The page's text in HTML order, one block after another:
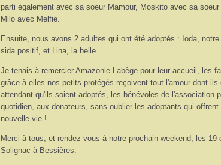
parti également avec sa soeur Mamour, Moskito avec sa
Milo avec Melfie.
Ensuite, nous avons 2 adultes qui ont été adoptés : Ioda,
sida positif, et Lina, la belle.
Je tenais à remercier Amazonie Labège pour leur accueil, les
grâce à elles nos petits protégés reçoivent tout l'amour dont ils
attendant qu'ils soient adoptés, les bénévoles de l'association
quotidien, aux donateurs, sans oublier les adoptants qui
nouvelle vie !
Merci à tous, et rendez vous à notre prochain weekend, les 19
Solignac à Bessières.